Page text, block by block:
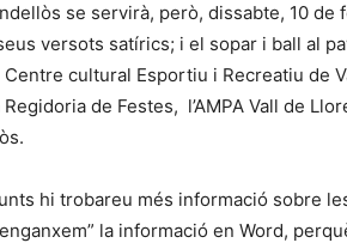
se servirà, però, dissabte, 10 de
versots satírics; i el sopar i ball al
cultural Esportiu i Recreatiu de
de Festes, l’AMPA Vall de
hi trobareu més informació sobre
la informació en Word,